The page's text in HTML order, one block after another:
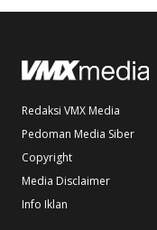
Redaksi VMX Media
Pedoman Media Siber
Copyright
Media Disclaimer
Info Iklan